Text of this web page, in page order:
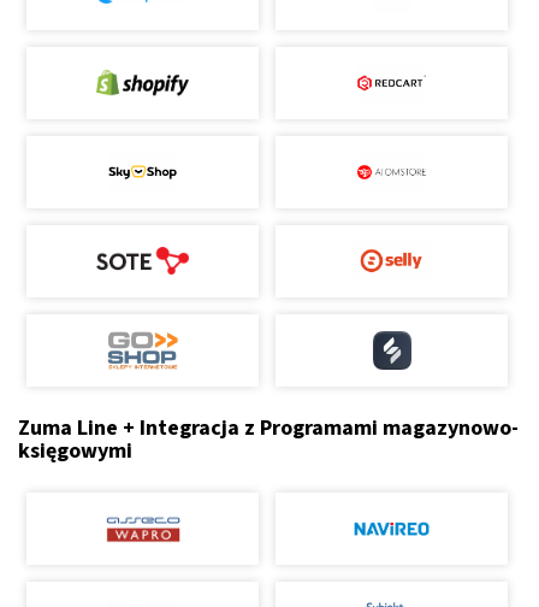
Zuma Line + Integracja z Programami magazynowo-
księgowymi